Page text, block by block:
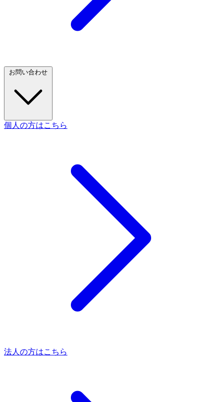
お問い合わせ
個人の方はこちら
法人の方はこちら